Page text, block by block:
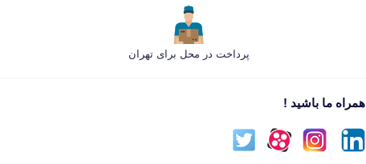
پرداخت در محل برای تهران
همراه ما باشید !